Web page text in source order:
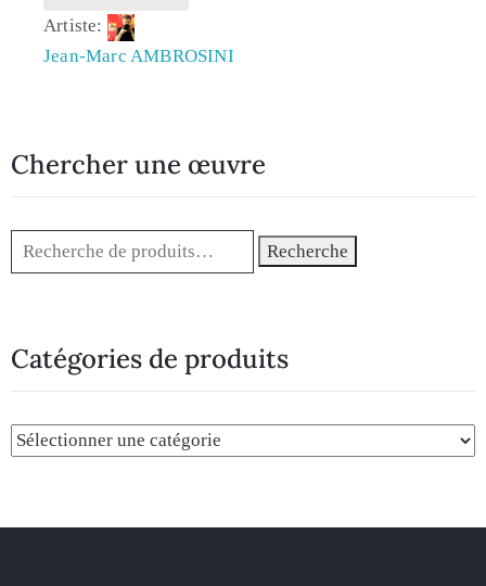
Artiste:
Jean-Marc AMBROSINI
Chercher une œuvre
Recherche
Catégories de produits